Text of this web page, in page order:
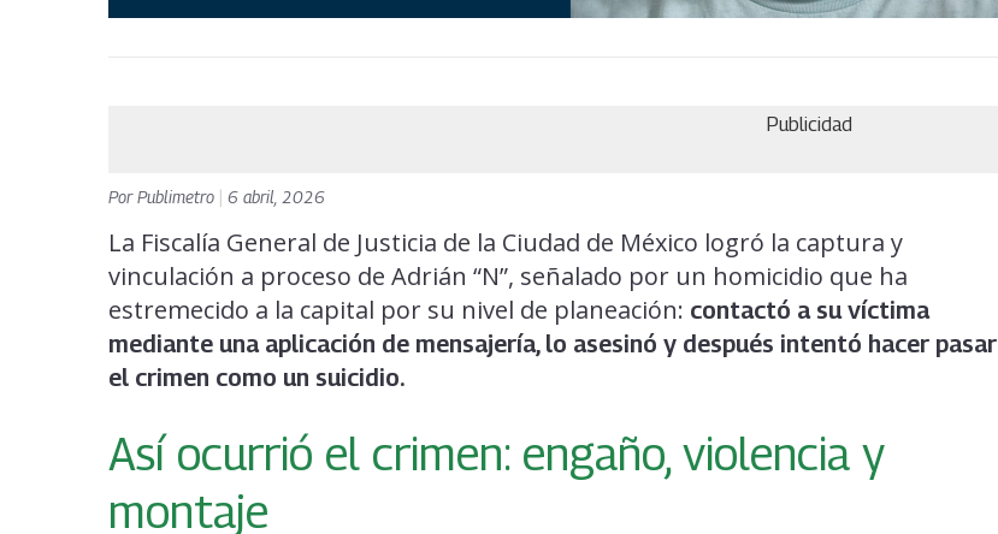
Publicidad
PorPublimetro 6 abril, 2026
La Fiscalía General de Justicia de la Ciudad de México logró la captura y
vinculación a proceso de Adrián “N”, señalado por un homicidio que ha
estremecido a la capital por su nivel de planeación: contactó a su víctima
mediante una aplicación de mensajería, lo asesinó y después intentó hacer pasar
el crimen como un suicidio.
Así ocurrió el crimen: engaño, violencia y
montaje